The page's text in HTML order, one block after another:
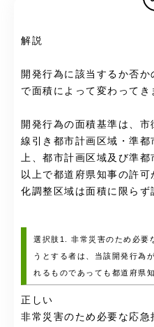
解説
開発行為に該当するか否
で面積によって変わってき
開発行為の面積基準は、
線引き都市計画区域・準
上、都市計画区域及び準
以上で都道府県知事の許
化調整区域は面積に限らず
選択肢1. 非常災害のため必要
うとする者は、当該開発行為
れるものであっても都道府県
正しい
非常災害のため必要な応